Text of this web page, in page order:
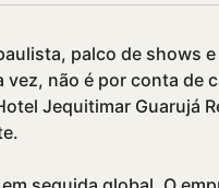
palco de shows
não é por conta de
Jequitimar Guarujá